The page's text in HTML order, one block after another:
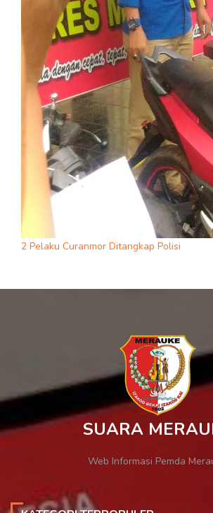
2 Pelaku Curanmor Ditangkap Polisi
SUARA
Web Informasi Pemda